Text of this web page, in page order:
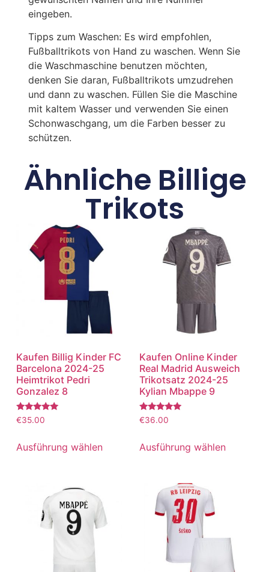
eingeben.
Tipps zum Waschen: Es wird empfohlen,
Fußballtrikots von Hand zu waschen. Wenn Sie
die Waschmaschine benutzen möchten,
denken Sie daran, Fußballtrikots umzudrehen
und dann zu waschen. Füllen Sie die Maschine
mit kaltem Wasser und verwenden Sie einen
Schonwaschgang, um die Farben besser zu
schützen.
Ähnliche Billige
Trikots
Kaufen Billig Kinder FC
Barcelona 2024-25
Heimtrikot Pedri
Gonzalez 8
Bewertet
mit
von 5
€35.00
Ausführung wählen
Kaufen Online Kinder
Real Madrid Ausweich
Trikotsatz 2024-25
Kylian Mbappe 9
Bewertet
mit
von 5
€36.00
Ausführung wählen